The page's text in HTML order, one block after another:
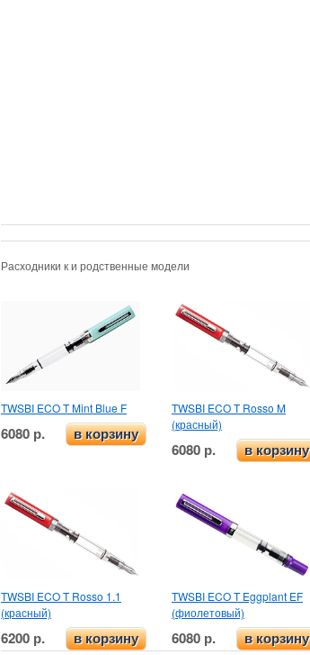
Расходники к и родственные модели
TWSBI ECO T Mint Blue F
6080 р. в корзину
TWSBI ECO T Rosso M
(красный)
6080 р. в корзину
TWSBI ECO T Rosso 1.1
(красный)
6200 р. в корзину
TWSBI ECO T Eggplant EF
(фиолетовый)
6080 р. в корзину